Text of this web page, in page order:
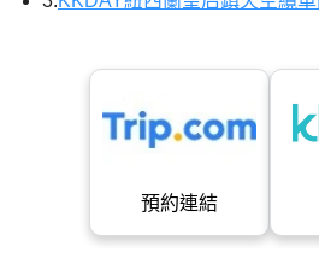
預約連結